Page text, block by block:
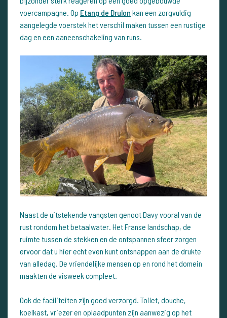
voercampagne. Op Etang de Drulon kan een zorgvuldig
aangelegde voerstek het verschil maken tussen een rustige
dag en een aaneenschakeling van runs.
Naast de uitstekende vangsten genoot Davy vooral van de
rust rondom het betaalwater. Het Franse landschap, de
ruimte tussen de stekken en de ontspannen sfeer zorgen
ervoor dat u hier echt even kunt ontsnappen aan de drukte
van alledag. De vriendelijke mensen op en rond het domein
maakten de visweek compleet.
Ook de faciliteiten zijn goed verzorgd. Toilet, douche,
koelkast, vriezer en oplaadpunten zijn aanwezig op het